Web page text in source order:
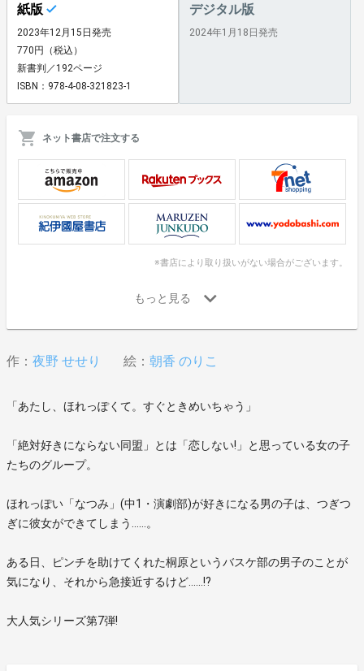
紙版
2023年12月15日発売
770円（税込）
新書判／192ページ
ISBN：978-4-08-321823-1
デジタル版
2024年1月18日発売
ネット書店で注文する
※書店により取り扱いがない場合がございます。
作： 夜野 せせり 絵： 朝香 のりこ
「あたし、ほれっぽくて。すぐときめいちゃう」
「絶対好きにならない同盟」とは「恋しない!」と思っている女の子
たちのグループ。
ほれっぽい「なつみ」(中1・演劇部)が好きになる男の子は、つぎつ
ぎに彼女ができてしまう……。
ある日、ピンチを助けてくれた桐原というバスケ部の男子のことが
気になり、それから急接近するけど……!?
大人気シリーズ第7弾!